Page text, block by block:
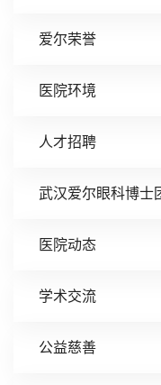
爱尔荣誉
医院环境
人才招聘
武汉爱尔眼科博士
医院动态
学术交流
公益慈善